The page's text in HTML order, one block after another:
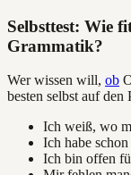
Selbsttest: Wie
Grammatik?
Wer wissen will, ob
besten selbst auf den
Ich weiß, wo
Ich habe
Ich bin offen